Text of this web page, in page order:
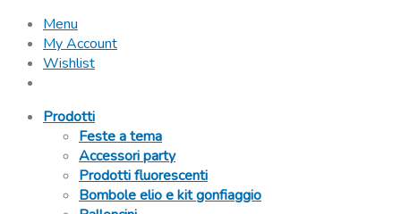
Menu
My Account
Wishlist
Prodotti
Feste a tema
Accessori party
Prodotti fluorescenti
Bombole elio e kit gonfiaggio